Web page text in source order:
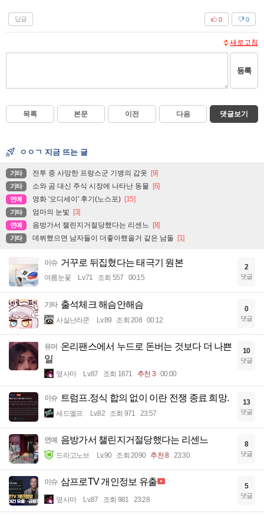
답글 0
0
새로고침
등록
목록 본문 이전 다음 댓글보기
ㅇㅇㄱ 지금 뜨는 글
기타 전투 중 사망한 프랑스군 기병의 갑옷 [9]
기타 소와 곰 대신 주식 시장에 나타난 동물 [6]
연예 영화 '오디세이' 후기(노스포) [15]
기타 엄마의 눈빛 [3]
연예 음방가서 챌린지거절당했다는 리센느 [8]
기타 데뷔했으면 남자들이 더좋아했을거 같은 남돌 [1]
이슈 거꾸로 뒤집혔다는 태극기 원본
여름눈꽃 Lv.71 조회 557 00:15
2
댓글
기타 출석체크 해슴안해슴
사실난라쿤 Lv.89 조회 208 00:12
0
댓글
유머 온리팬스에서 누드로 돈버는 것보다 더 나쁜
일
옆사마 Lv.87 조회 1671 추천 3 00:00
10
댓글
이슈 트럼프.정식 합의 없이 이란 전쟁 종료 희망.
세드엘프 Lv.82 조회 971 23:57
13
댓글
연예 음방가서 챌린지거절당했다는 리센느
드라고노브 Lv.90 조회 2090 추천 8 23:30
8
댓글
이슈 삼프로TV 개인정보 유출
옆사마 Lv.87 조회 981 23:28
5
댓글